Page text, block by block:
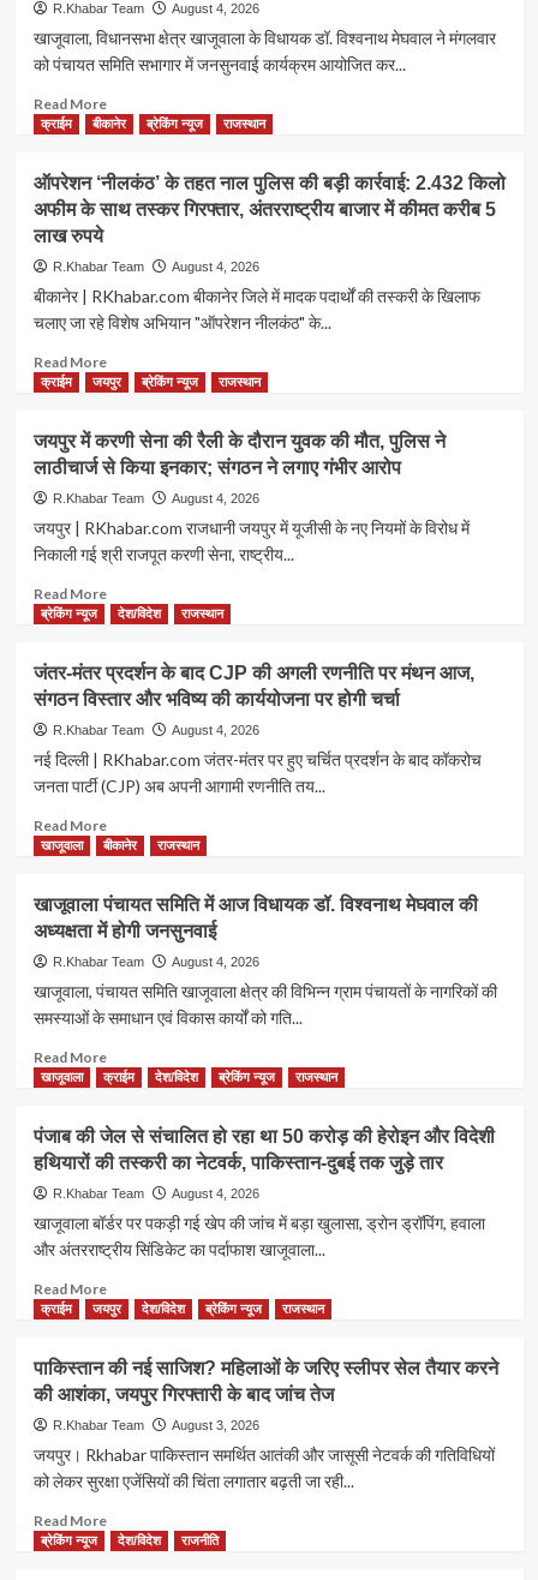
R.Khabar Team August 4, 2026
खाजूवाला, विधानसभा क्षेत्र खाजूवाला के विधायक डॉ. विश्वनाथ मेघवाल ने मंगलवार
को पंचायत समिति सभागार में जनसुनवाई कार्यक्रम आयोजित कर...
Read MoreRead
more
खाजूवाला
में
विधायक
विश्वनाथ
की
जनसुनवाई,
परिवाद
प्राप्त,
मामलों
का
हुआ
समाधान।
वीडियो…
क्राईम बीकानेर ब्रेकिंग न्यूज राजस्थान
ऑपरेशन ‘नीलकंठ’ के तहत नाल पुलिस की बड़ी कार्रवाई: 2.432 किलो
अफीम के साथ तस्कर गिरफ्तार, अंतरराष्ट्रीय बाजार में कीमत करीब 5
लाख रुपये
R.Khabar Team August 4, 2026
बीकानेर | RKhabar.com बीकानेर जिले में मादक पदार्थों की तस्करी के खिलाफ
चलाए जा रहे विशेष अभियान "ऑपरेशन नीलकंठ" के...
Read MoreRead
more
ऑपरेशन
‘नीलकंठ’
के
तहत
नाल
की
कार्रवाई:
अफीम
के
साथ
गिरफ्तार,
अंतरराष्ट्रीय
में
कीमत
5
लाख
क्राईम जयपुर ब्रेकिंग न्यूज राजस्थान
जयपुर में करणी सेना की रैली के दौरान युवक की मौत, पुलिस ने
लाठीचार्ज से किया इनकार; संगठन ने लगाए गंभीर आरोप
R.Khabar Team August 4, 2026
जयपुर | RKhabar.com राजधानी जयपुर में यूजीसी के नए नियमों के विरोध में
निकाली गई श्री राजपूत करणी सेना, राष्ट्रीय...
Read MoreRead
more
में
करणी
सेना
की
के
युवक
पुलिस
ने
लाठीचार्ज
किया
इनकार;
ने
लगाए
आरोप
ब्रेकिंग न्यूज देश/विदेश राजस्थान
जंतर-मंतर प्रदर्शन के बाद CJP की अगली रणनीति पर मंथन आज,
संगठन विस्तार और भविष्य की कार्ययोजना पर होगी चर्चा
R.Khabar Team August 4, 2026
नई दिल्ली | RKhabar.com जंतर-मंतर पर हुए चर्चित प्रदर्शन के बाद कॉकरोच
जनता पार्टी (CJP) अब अपनी आगामी रणनीति तय...
Read MoreRead
more
जंतर-
मंतर
प्रदर्शन
के
की
रणनीति
आज,
संगठन
विस्तार
और
भविष्य
की
पर
होगी
खाजूवाला बीकानेर राजस्थान
खाजूवाला पंचायत समिति में आज विधायक डॉ. विश्वनाथ मेघवाल की
अध्यक्षता में होगी जनसुनवाई
R.Khabar Team August 4, 2026
खाजूवाला, पंचायत समिति खाजूवाला क्षेत्र की विभिन्न ग्राम पंचायतों के नागरिकों की
समस्याओं के समाधान एवं विकास कार्यों को गति...
Read MoreRead
more
खाजूवाला
पंचायत
समिति
में
आज
विधायक
डॉ.
मेघवाल
में
होगी
जनसुनवाई
खाजूवाला क्राईम देश/विदेश ब्रेकिंग न्यूज राजस्थान
पंजाब की जेल से संचालित हो रहा था 50 करोड़ की हेरोइन और विदेशी
हथियारों की तस्करी का नेटवर्क, पाकिस्तान-दुबई तक जुड़े तार
R.Khabar Team August 4, 2026
खाजूवाला बॉर्डर पर पकड़ी गई खेप की जांच में बड़ा खुलासा, ड्रोन ड्रॉपिंग, हवाला
और अंतरराष्ट्रीय सिंडिकेट का पर्दाफाश खाजूवाला...
Read MoreRead
more
पंजाब
की
जेल
से
संचालित
रहा
50
क्राईम जयपुर देश/विदेश ब्रेकिंग न्यूज राजस्थान
पाकिस्तान की नई साजिश? महिलाओं के जरिए स्लीपर सेल तैयार करने
की आशंका, जयपुर गिरफ्तारी के बाद जांच तेज
R.Khabar Team August 3, 2026
जयपुर। Rkhabar पाकिस्तान समर्थित आतंकी और जासूसी नेटवर्क की गतिविधियों
को लेकर सुरक्षा एजेंसियों की चिंता लगातार बढ़ती जा रही...
Read MoreRead
more
ब्रेकिंग न्यूज देश/विदेश राजनीति